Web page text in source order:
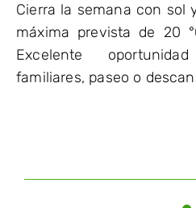
Cierra la semana con sol
máxima prevista de 20
Excelente
familiares, paseo o